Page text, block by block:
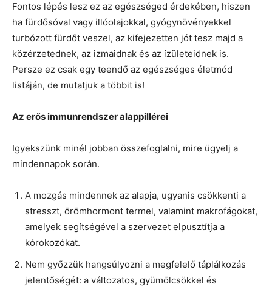
Fontos lépés lesz ez az egészséged érdekében, hiszen
ha fürdősóval vagy illóolajokkal, gyógynövényekkel
turbózott fürdőt veszel, az kifejezetten jót tesz majd a
közérzetednek, az izmaidnak és az ízületeidnek is.
Persze ez csak egy teendő az egészséges életmód
listáján, de mutatjuk a többit is!
Az erős immunrendszer alappillérei
Igyekszünk minél jobban összefoglalni, mire ügyelj a
mindennapok során.
A mozgás mindennek az alapja, ugyanis csökkenti a
stresszt, örömhormont termel, valamint makrofágokat,
amelyek segítségével a szervezet elpusztítja a
kórokozókat.
Nem győzzük hangsúlyozni a megfelelő táplálkozás
jelentőségét: a változatos, gyümölcsökkel és